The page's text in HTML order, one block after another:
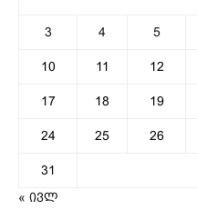
3 4 5
10 11 12
17 18 19
24 25 26
31
« ივლ